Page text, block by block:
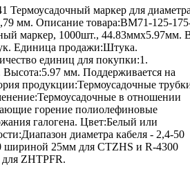
Термоусадочный маркер для
мм. Описание товара:BM71-125-
маркер, 1000шт., 44.83ммх5.97мм.
Единица продажи:Штука.
единиц для покупки:1.
мм. Поддерживается на
продукции:Термоусадочные
в отношении
горение полиолефиновые
галогена. Цвет:Белый или
диаметра кабеля - 2,4-50
шириной 25мм для CTZHS и R-4300
ZHTPFR.